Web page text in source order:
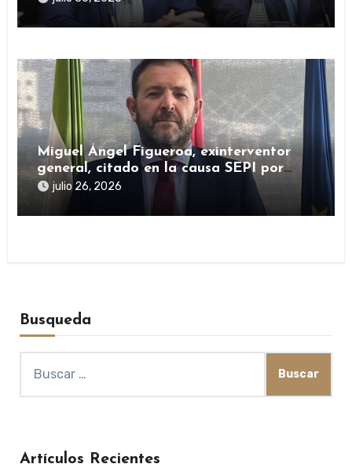
Miguel Ángel Figueroa, exinterventor
general, citado en la causa SEPI por
presuntas irregularidades en ayudas
julio 26, 2026
Busqueda
Artículos Recientes